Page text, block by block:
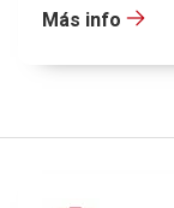
Más info